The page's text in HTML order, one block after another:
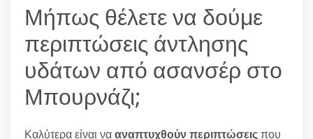
Μήπως θέλετε να δούμε
περιπτώσεις άντλησης
υδάτων από ασανσέρ στο
Μπουρνάζι;
Καλύτερα είναι νααναπτυχθούν περιπτώσειςπου